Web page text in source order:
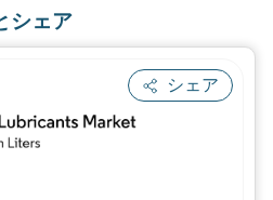
シェア
シェア